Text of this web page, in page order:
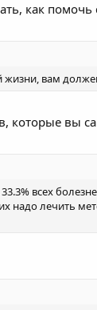
как помочь
вам
которые вы
всех
надо лечить